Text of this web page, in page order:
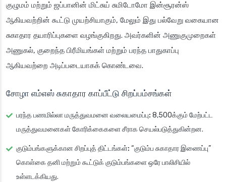
குழுமம் மற்றும் ஜப்பானின் மிட்சுய் சுமிடோமோ இன்சூரன்ஸ்
ஆகியவற்றின் கூட்டு முயற்சியாகும், மேலும் இது பல்வேறு வகையான
சுகாதார தயாரிப்புகளை வழங்குகிறது. அவர்களின் அணுகுமுறைகள்
அணுகல், குறைந்த பிரீமியங்கள் மற்றும் பரந்த பாதுகாப்பு
ஆகியவற்றை அடிப்படையாகக் கொண்டவை.
சோழா எம்எஸ் சுகாதார காப்பீட்டு சிறப்பம்சங்கள்
பரந்த பணமில்லா மருத்துவமனை வலையமைப்பு: 8,500க்கும் மேற்பட்ட
மருத்துவமனைகள் கோரிக்கைகளை சீராக செயல்படுத்துகின்றன.
குடும்பங்களுக்கான சிறப்புத் திட்டங்கள்: “குடும்ப சுகாதார இணைப்பு”
கொள்கை தனி மற்றும் கூட்டுக் குடும்பங்களை ஒரே பாலிசியில்
உள்ளடக்கியது.